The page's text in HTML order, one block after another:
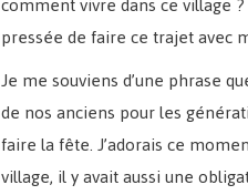
pressée de faire ce trajet avec
Je me souviens d’une phrase
de nos anciens pour les
faire la fête. J’adorais ce
village, il y avait aussi une